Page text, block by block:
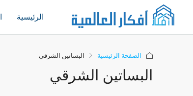
الرئيسية
الصفحة الرئيسية البساتين الشرقي
البساتين الشرقي